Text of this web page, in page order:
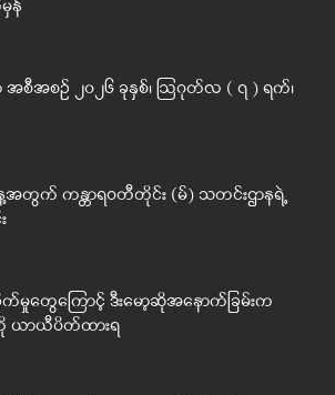
န်
ာ အစီအစဉ် ၂၀၂၆ ခုနှစ်၊ ဩဂုတ်လ ( ၇ ) ရက်၊
က် ကန္တာရဝတီတိုင်း (မ်) သတင်းဌာနရဲ့
ေကြောင့် ဒီးမော့ဆိုအနောက်ခြမ်းက
ယာယီပိတ်ထားရ